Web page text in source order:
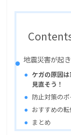
地震災害が起
ケガの原因
見直そう！
防止対策のポ
おすすめの
まとめ